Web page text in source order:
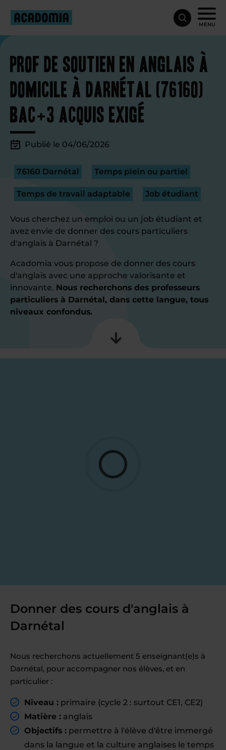
MENU
Prof de soutien en anglais à
domicile à Darnétal (76160)
Bac+3 acquis exigé
Publié le 04/06/2026
76160 Darnétal Temps plein ou partiel
Temps de travail adaptable Job étudiant
Vous cherchez un emploi ou un job étudiant et
avez envie de donner des cours particuliers
d'anglais à Darnétal ?
Acadomia vous propose de donner des cours
d'anglais avec une approche valorisante et
innovante. Nous recherchons des professeurs
particuliers à Darnétal, dans cette langue, tous
niveaux confondus.
Donner des cours d'anglais à
Darnétal
Nous recherchons actuellement 5 enseignant(e)s à
Darnétal, pour accompagner nos élèves, et en
particulier :
Niveau : primaire (cycle 2 : surtout CE1, CE2)
Matière : anglais
Objectifs : permettre à l'élève d'être immergé
dans la langue et la culture anglaises le temps